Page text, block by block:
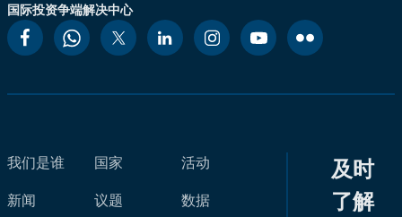
国际投资争端解决中心
我们是谁
新闻
国家
议题
活动
数据
及时
了解